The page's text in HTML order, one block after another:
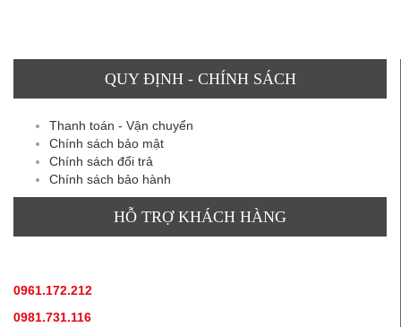
QUY ĐỊNH - CHÍNH SÁCH
Thanh toán - Vận chuyển
Chính sách bảo mật
Chính sách đổi trả
Chính sách bảo hành
HỖ TRỢ KHÁCH HÀNG
0961.172.212
0981.731.116